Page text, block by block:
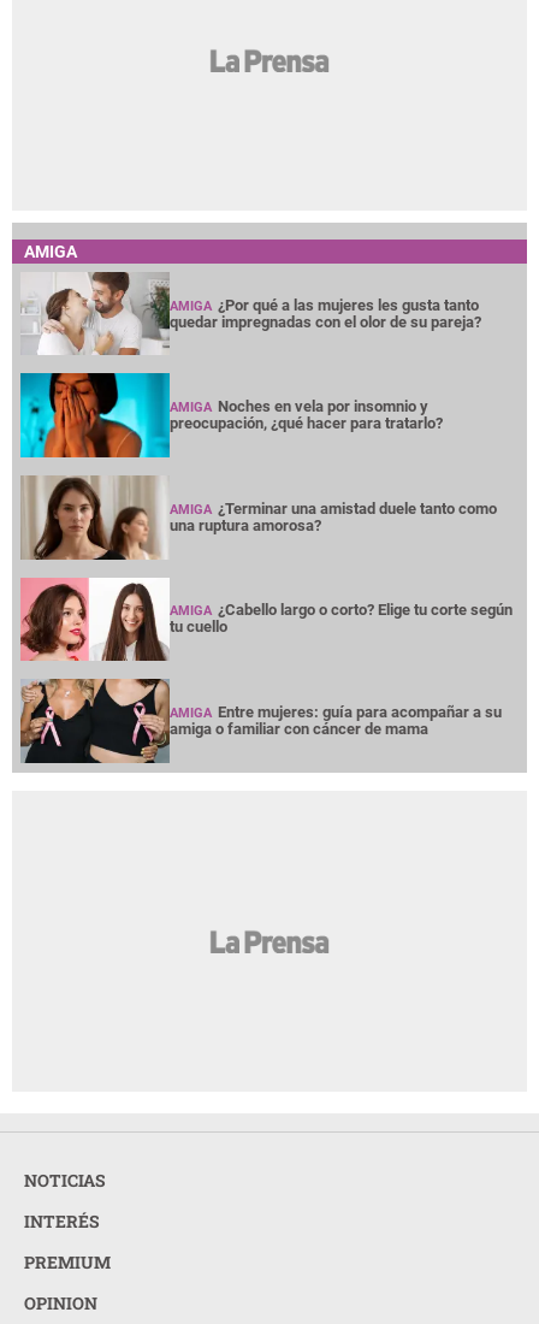
AMIGA
AMIGA ¿Por qué a las mujeres les gusta tanto
quedar impregnadas con el olor de su pareja?
AMIGA Noches en vela por insomnio y
preocupación, ¿qué hacer para tratarlo?
AMIGA ¿Terminar una amistad duele tanto como
una ruptura amorosa?
AMIGA ¿Cabello largo o corto? Elige tu corte según
tu cuello
AMIGA Entre mujeres: guía para acompañar a su
amiga o familiar con cáncer de mama
NOTICIAS
INTERÉS
PREMIUM
OPINION